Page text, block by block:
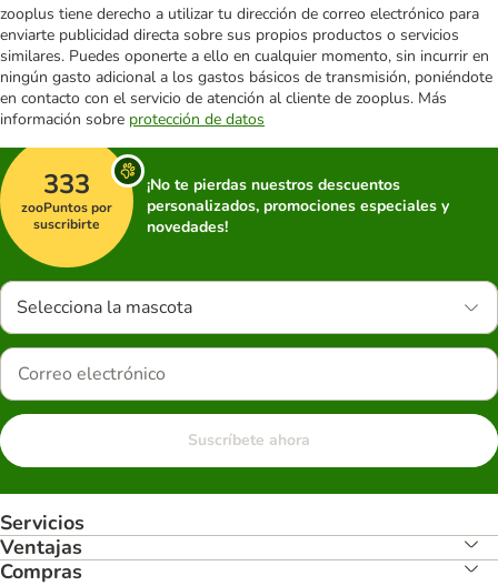
zooplus tiene derecho a utilizar tu dirección de correo electrónico para
enviarte publicidad directa sobre sus propios productos o servicios
similares. Puedes oponerte a ello en cualquier momento, sin incurrir en
ningún gasto adicional a los gastos básicos de transmisión, poniéndote
en contacto con el servicio de atención al cliente de zooplus. Más
información sobre protección de datos
333
zooPuntos por
suscribirte
¡No te pierdas nuestros descuentos
personalizados, promociones especiales y
novedades!
Selecciona la mascota
Suscríbete ahora
Servicios
Ventajas
Compras